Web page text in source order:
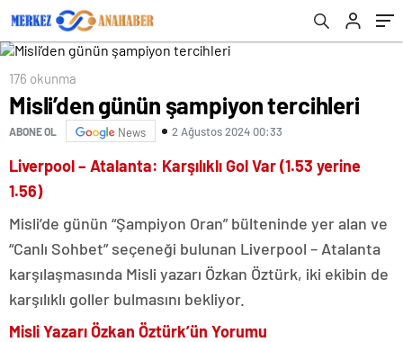
176 okunma
Misli’den günün şampiyon tercihleri
ABONE OL News 2 Ağustos 2024 00:33
Liverpool – Atalanta: Karşılıklı Gol Var (1.53 yerine
1.56)
Misli’de günün “Şampiyon Oran” bülteninde yer alan ve
“Canlı Sohbet” seçeneği bulunan Liverpool – Atalanta
karşılaşmasında Misli yazarı Özkan Öztürk, iki ekibin de
karşılıklı goller bulmasını bekliyor.
Misli Yazarı Özkan Öztürk’ün Yorumu